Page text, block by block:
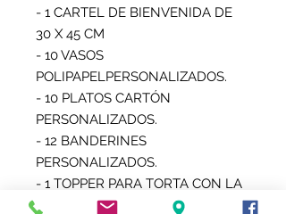
- 1 CARTEL DE BIENVENIDA DE
30 X 45 CM
- 10 VASOS
POLIPAPELPERSONALIZADOS.
- 10 PLATOS CARTÓN
PERSONALIZADOS.
- 12 BANDERINES
PERSONALIZADOS.
- 1 TOPPER PARA TORTA CON LA
MISMA TEMÁTICA.